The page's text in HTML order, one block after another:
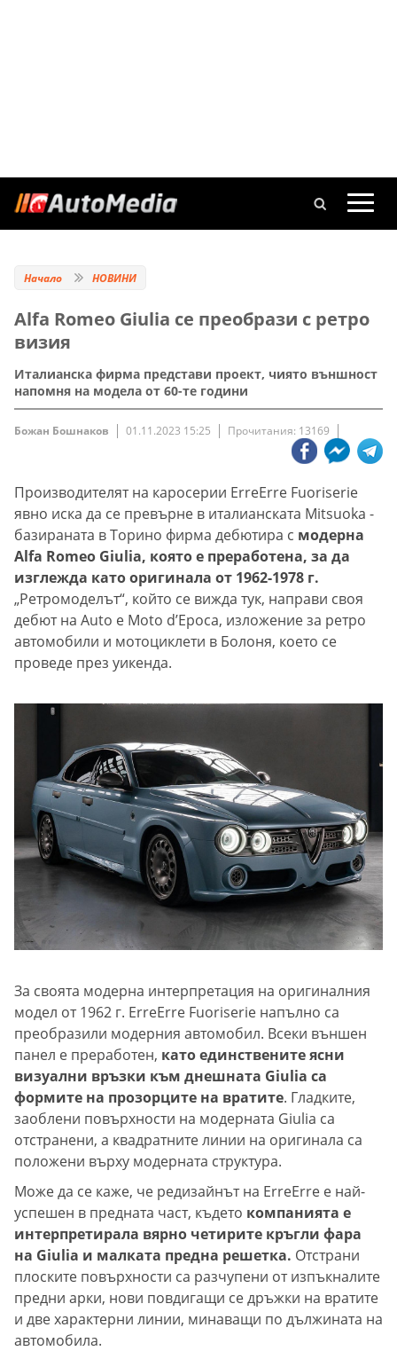
Начало НОВИНИ
Alfa Romeo Giulia се преобрази с ретро
визия
Италианска фирма представи проект, чиято външност
напомня на модела от 60-те години
Божан Бошнаков 01.11.2023 15:25 Прочитания: 13169
Производителят на каросерии ErreErre Fuoriserie
явно иска да се превърне в италианската Mitsuoka -
базираната в Торино фирма дебютира с модерна
Alfa Romeo Giulia, която е преработена, за да
изглежда като оригинала от 1962-1978 г.
„Ретромоделът“, който се вижда тук, направи своя
дебют на Auto e Moto d’Epoca, изложение за ретро
автомобили и мотоциклети в Болоня, което се
проведе през уикенда.
За своята модерна интерпретация на оригиналния
модел от 1962 г. ErreErre Fuoriserie напълно са
преобразили модерния автомобил. Всеки външен
панел е преработен, като единствените ясни
визуални връзки към днешната Giulia са
формите на прозорците на вратите. Гладките,
заоблени повърхности на модерната Giulia са
отстранени, а квадратните линии на оригинала са
положени върху модерната структура.
Може да се каже, че редизайнът на ErreErre е най-
успешен в предната част, където компанията е
интерпретирала вярно четирите кръгли фара
на Giulia и малката предна решетка. Отстрани
плоските повърхности са разчупени от изпъкналите
предни арки, нови повдигащи се дръжки на вратите
и две характерни линии, минаващи по дължината на
автомобила.